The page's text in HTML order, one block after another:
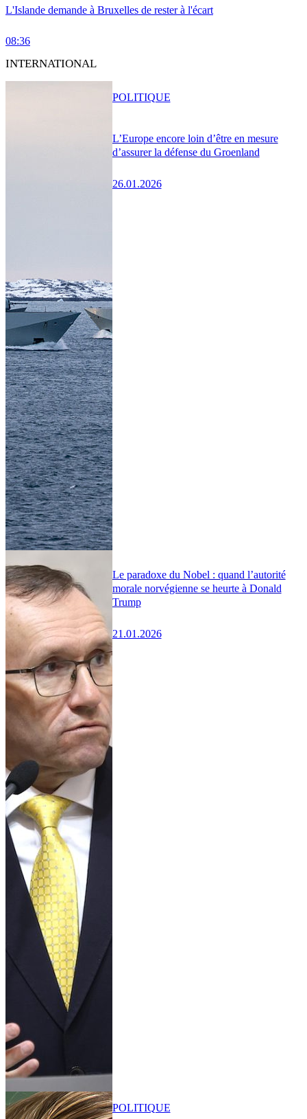
L'Islande demande à Bruxelles de rester à l'écart
08:36
INTERNATIONAL
L’Europe encore loin d’être en mesure
d’assurer la défense du Groenland
26.01.2026
POLITIQUE
Le paradoxe du Nobel : quand l’autorité
morale norvégienne se heurte à Donald
Trump
21.01.2026
POLITIQUE